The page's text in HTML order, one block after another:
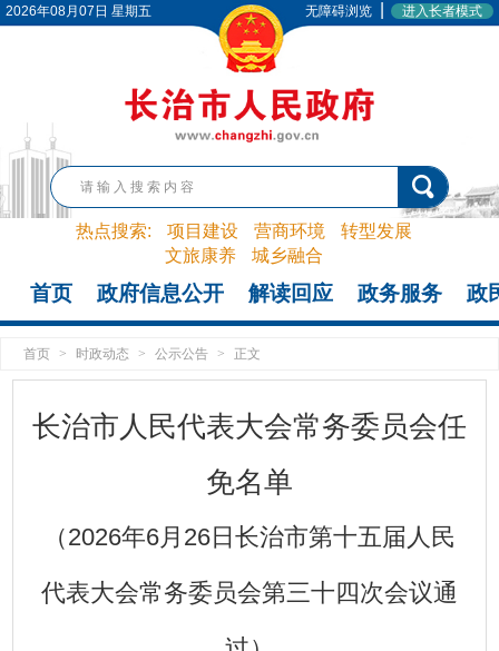
2026年08月07日 星期五 无障碍浏览 进入长者模式
热点搜索: 项目建设 营商环境
转型发展
文旅康养
城乡融合
首页 政府信息公开 解读回应 政务服务 政
首页 > 时政动态 > 公示公告 > 正文
长治市人民代表大会常务委员会任
免名单
（2026年6月26日长治市第十五届人民
代表大会常务委员会第三十四次会议通